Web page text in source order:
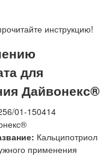
инструкцию!
для
Дайвонекс®
01-150414
Кальципотриол
применения